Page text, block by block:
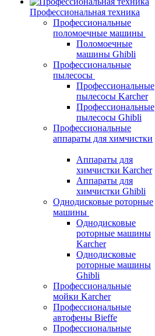
Профессиональная техника
Профессиональные
поломоечные машины
Поломоечные
машины Ghibli
Профессиональные
пылесосы
Профессиональные
пылесосы Karcher
Профессиональные
пылесосы Ghibli
Профессиональные
аппараты для химчистки
Аппараты для
химчистки Karcher
Аппараты для
химчистки Ghibli
Однодисковые роторные
машины
Однодисковые
роторные машины
Karcher
Однодисковые
роторные машины
Ghibli
Профессиональные
мойки Karcher
Профессиональные
автофены Bieffe
Профессиональные